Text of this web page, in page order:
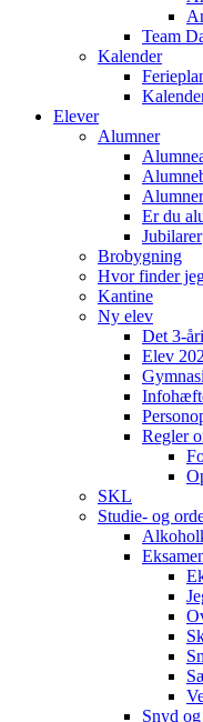
Team
Kalender
Elever
Alumner
Er du
Jubilarer
Brobygning
Hvor finder
Kantine
Ny elev
Det 3-
Elev
Regler
SKL
Studie- og
Snyd